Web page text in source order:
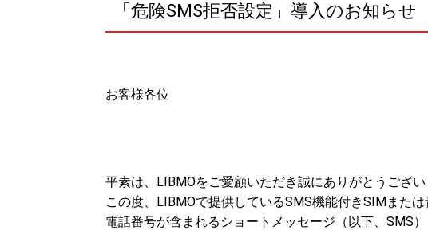
「危険SMS拒否設定」導入のお知らせ
お客様各位
平素は、LIBMOをご愛顧いただき誠にありがとうござい
この度、LIBMOで提供しているSMS機能付きSIMまた
電話番号が含まれるショートメッセージ（以下、SMS